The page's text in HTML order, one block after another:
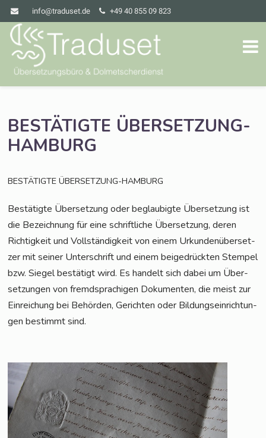
info@traduset.de +49 40 855 09 823
BESTÄTIGTE ÜBERSETZUNG-
HAMBURG
BESTÄTIGTE ÜBERSETZUNG-HAMBURG
Bestä­tig­te Über­set­zung oder beglau­big­te Über­set­zung ist
die Bezeich­nung für eine schrift­li­che Über­set­zung, deren
Rich­tig­keit und Voll­stän­dig­keit von einem Urkun­den­über­set­
zer mit sei­ner Unter­schrift und einem bei­gedrück­ten Stem­pel
bzw. Sie­gel bestä­tigt wird. Es han­delt sich dabei um Über­
set­zun­gen von fremd­spra­chi­gen Doku­men­ten, die meist zur
Ein­rei­chung bei Behör­den, Gerich­ten oder Bil­dungs­ein­rich­tun­
gen bestimmt sind.